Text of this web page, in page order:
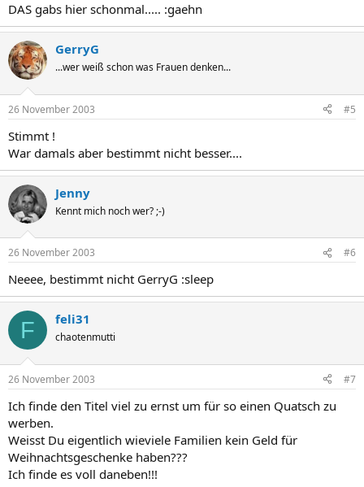
DAS gabs hier schonmal..... :gaehn
GerryG
...wer weiß schon was Frauen denken...
26 November 2003 #5
Stimmt !
War damals aber bestimmt nicht besser....
Jenny
Kennt mich noch wer? ;-)
26 November 2003 #6
Neeee, bestimmt nicht GerryG :sleep
F feli31
chaotenmutti
26 November 2003 #7
Ich finde den Titel viel zu ernst um für so einen Quatsch zu
werben.
Weisst Du eigentlich wieviele Familien kein Geld für
Weihnachtsgeschenke haben???
Ich finde es voll daneben!!!